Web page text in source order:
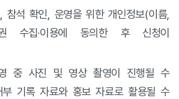
석 확인, 운영을 위한 개인정보(이름,
수집·이용에 동의한 후 신청이
중 사진 및 영상 촬영이 진행될 수
부 기록 자료와 홍보 자료로 활용될 수